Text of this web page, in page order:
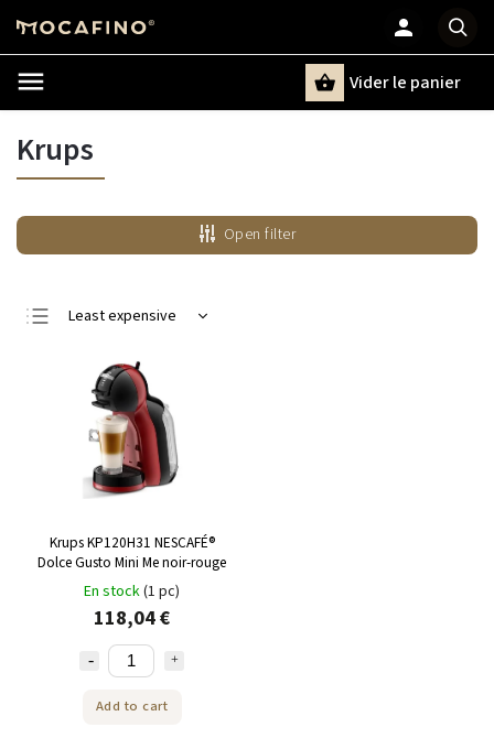
Chercher
Vider le panier
Krups
Open filter
Least expensive
Bestsellers
Alphabetically
Krups KP120H31 NESCAFÉ®
Dolce Gusto Mini Me noir-rouge
En stock(1 pc)
118,04 €
Add to cart